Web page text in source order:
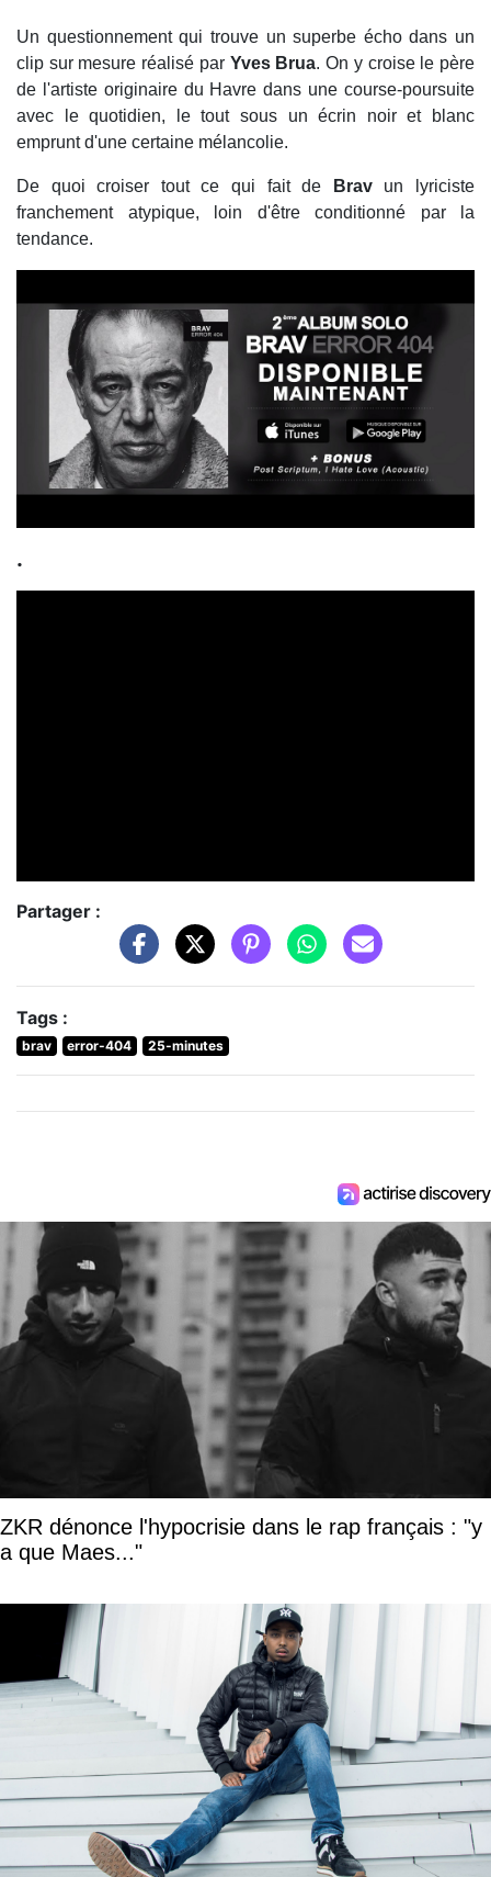
Un questionnement qui trouve un superbe écho dans un
clip sur mesure réalisé par Yves Brua. On y croise le père
de l'artiste originaire du Havre dans une course-poursuite
avec le quotidien, le tout sous un écrin noir et blanc
emprunt d'une certaine mélancolie.
De quoi croiser tout ce qui fait de Bravun lyriciste
franchement atypique, loin d'être conditionné par la
tendance.
.
Partager :
Tags :
brav error-404 25-minutes
ZKR dénonce l'hypocrisie dans le rap français : "y
a que Maes..."